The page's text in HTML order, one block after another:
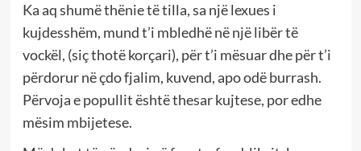
Ka aq shumë thënie të tilla, sa një lexues i
kujdesshëm, mund t’i mbledhë në një libër të
vockël, (siç thotë korçari), për t’i mësuar dhe për t’i
përdorur në çdo fjalim, kuvend, apo odë burrash.
Përvoja e popullit është thesar kujtese, por edhe
mësim mbijetese.